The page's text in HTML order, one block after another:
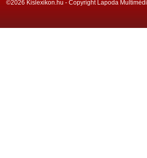
©2026 Kislexikon.hu - Copyright Lapoda